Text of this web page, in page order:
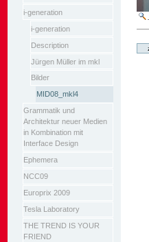
i-generation
i-generation
Description
Jürgen Müller im mkl
Bilder
MID08_mkl4
Grammatik und
Architektur neuer Medien
in Kombination mit
Interface Design
Ephemera
NCC09
Europrix 2009
Tesla Laboratory
THE TREND IS YOUR
FRIEND